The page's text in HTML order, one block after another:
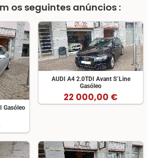
os seguintes anúncios :
Gasóleo
AUDI A4 2.0TDI Avant S´Line
Gasóleo
22 000,00 €